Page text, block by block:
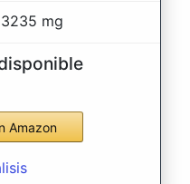
mg
Amazon